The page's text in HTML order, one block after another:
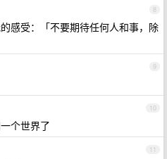
8
感受：「不要期待任何人和事，除
9
10
个世界了
11